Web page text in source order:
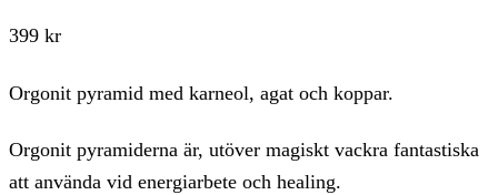
399 kr
Orgonit pyramid med karneol, agat och koppar.
Orgonit pyramiderna är, utöver magiskt vackra fantastiska
att använda vid energiarbete och healing.